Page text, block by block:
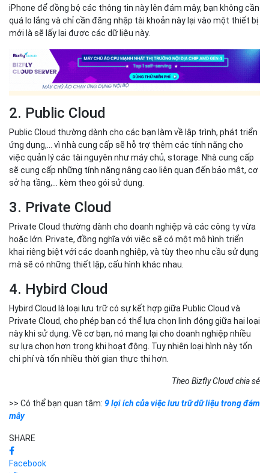
ứng dụng,… vì nhà cung cấp sẽ hỗ trợ thêm các tính năng cho
việc quản lý các tài nguyên như máy chủ, storage. Nhà cung cấp
sẽ cung cấp những tính năng nâng cao liên quan đến bảo mật, cơ
3. Private Cloud
Private Cloud thường dành cho doanh nghiệp và các công ty vừa
khai riêng biệt với các doanh nghiệp, và tùy theo nhu cầu sử dụng
mà sẽ có những thiết lập, cấu hình khác nhau.
4. Hybird Cloud
Hybird Cloud là loại lưu trữ có sự kết hợp giữa Public Cloud và
Private Cloud, cho phép bạn có thể lựa chọn linh động giữa hai loại
sự lựa chọn hơn trong khi hoạt động. Tuy nhiên loại hình này tốn
chi phí và tốn nhiều thời gian thực thi hơn.
Theo Bizfly Cloud chia sẻ
>> Có thể bạn quan tâm:9 lợi ích của việc lưu trữ dữ liệu trong đám
Facebook
Twitter
ĐƯỢC QUAN TÂM
Dịch vụ Cloud Computing
Top 10 nhà cung cấp dịch vụ
Cloud...
Vinh Phạm